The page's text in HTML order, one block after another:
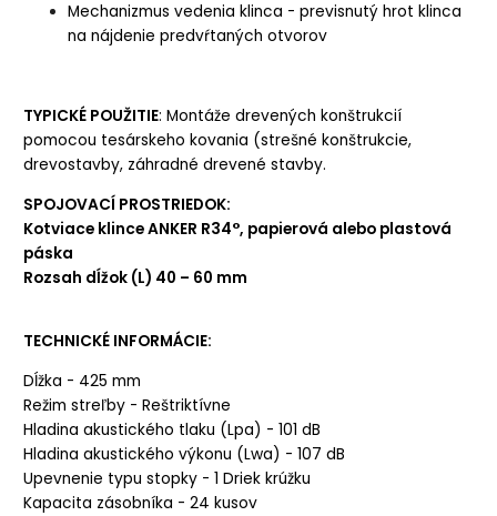
Mechanizmus vedenia klinca - previsnutý hrot klinca
na nájdenie predvŕtaných otvorov
TYPICKÉ POUŽITIE:Montáže drevených konštrukcií
pomocou tesárskeho kovania (strešné konštrukcie,
drevostavby, záhradné drevené stavby.
SPOJOVACÍ PROSTRIEDOK:
Kotviace klince ANKER R34°, papierová alebo plastová
páska
Rozsah dĺžok (L) 40 – 60 mm
TECHNICKÉ INFORMÁCIE:
Dĺžka - 425 mm
Režim streľby - Reštriktívne
Hladina akustického tlaku (Lpa) - 101 dB
Hladina akustického výkonu (Lwa) - 107 dB
Upevnenie typu stopky - 1 Driek krúžku
Kapacita zásobníka - 24 kusov